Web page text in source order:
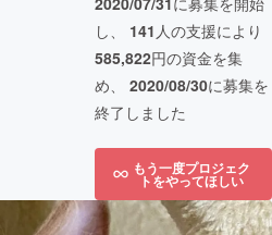
し、 141 人の支援により
585,822円の資金を集
め、 2020/08/30に募集を
終了しました
もう一度プロジェク
トをやってほしい